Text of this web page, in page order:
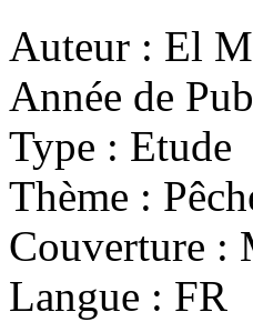
Auteur : El
Année de
Type : Etude
Thème :
Couverture :
Langue : FR